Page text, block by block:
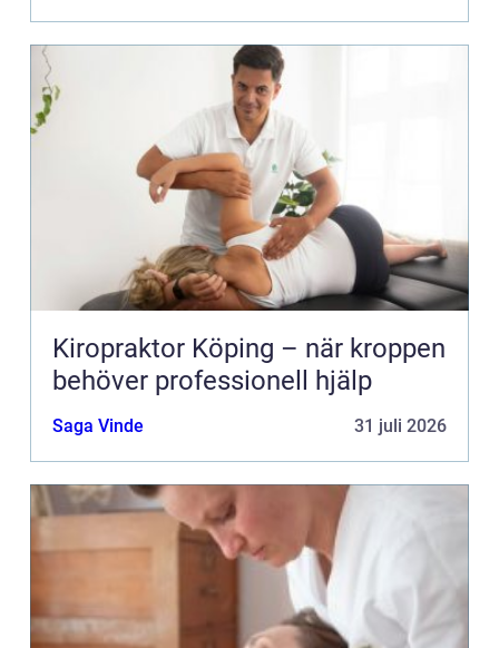
Kiropraktor Köping – när kroppen
behöver professionell hjälp
Saga Vinde 31 juli 2026